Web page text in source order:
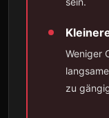
Weniger
zu